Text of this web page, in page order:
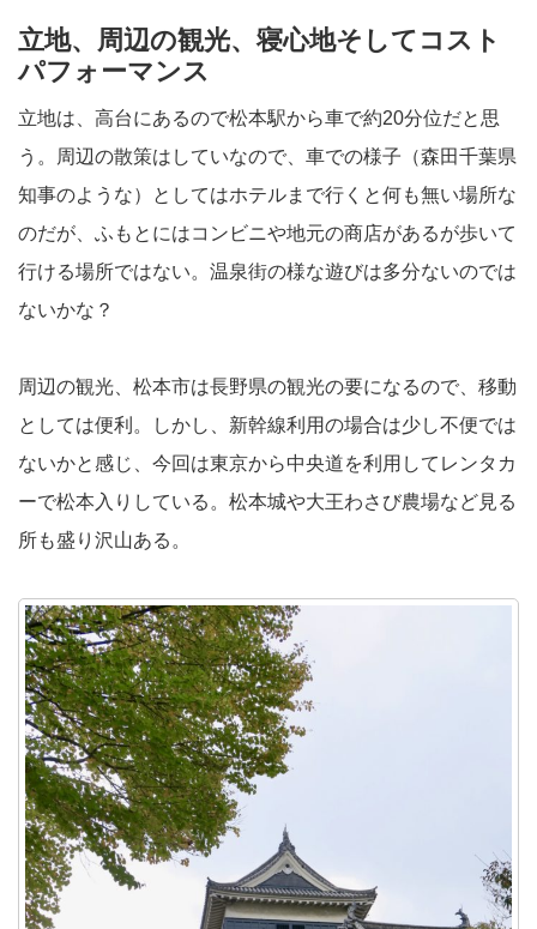
立地、周辺の観光、寝心地そしてコスト
パフォーマンス
立地は、高台にあるので松本駅から車で約20分位だと思
う。周辺の散策はしていなので、車での様子（森田千葉県
知事のような）としてはホテルまで行くと何も無い場所な
のだが、ふもとにはコンビニや地元の商店があるが歩いて
行ける場所ではない。温泉街の様な遊びは多分ないのでは
ないかな？
周辺の観光、松本市は長野県の観光の要になるので、移動
としては便利。しかし、新幹線利用の場合は少し不便では
ないかと感じ、今回は東京から中央道を利用してレンタカ
ーで松本入りしている。松本城や大王わさび農場など見る
所も盛り沢山ある。